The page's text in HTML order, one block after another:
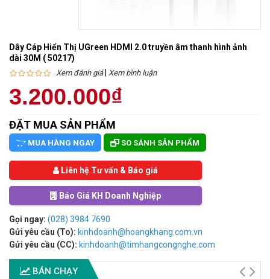
Dây Cáp Hiển Thị UGreen HDMI 2.0 truyền âm thanh hình ảnh
dài 30M ( 50217)
Xem đánh giá| Xem bình luận
3.200.000₫
ĐẶT MUA SẢN PHẨM
MUA HÀNG NGAY SO SÁNH SẢN PHẨM
Liên hệ Tư vấn & Báo giá
Báo Giá KH Doanh Nghiệp
Gọi ngay: (028) 3984 7690
Gửi yêu cầu (To): kinhdoanh@hoangkhang.com.vn
Gửi yêu cầu (CC): kinhdoanh@timhangcongnghe.com
BÁN CHẠY